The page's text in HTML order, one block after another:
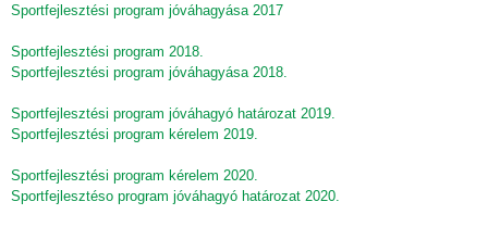
Sportfejlesztési program jóváhagyása 2017
Sportfejlesztési program 2018.
Sportfejlesztési program jóváhagyása 2018.
Sportfejlesztési program jóváhagyó határozat 2019.
Sportfejlesztési program kérelem 2019.
Sportfejlesztési program kérelem 2020.
Sportfejlesztéso program jóváhagyó határozat 2020.